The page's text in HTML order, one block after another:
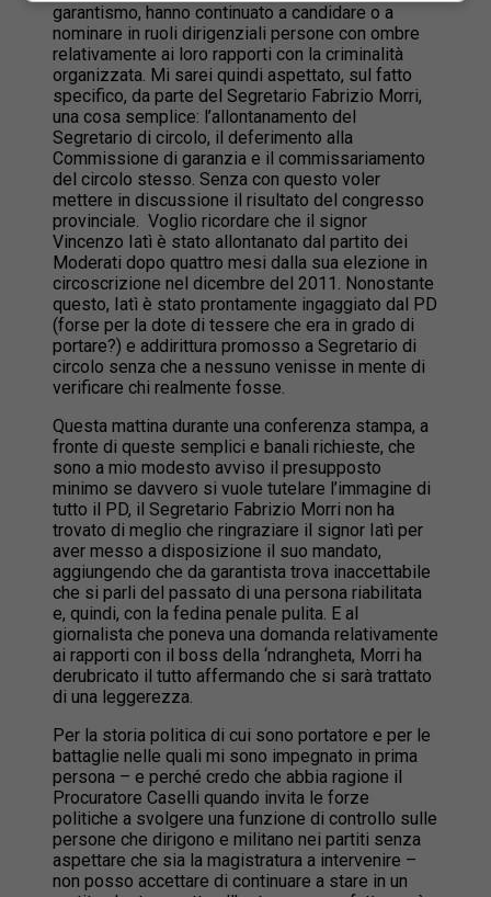
garantismo, hanno continuato a candidare o a
nominare in ruoli dirigenziali persone con ombre
relativamente ai loro rapporti con la criminalità
organizzata. Mi sarei quindi aspettato, sul fatto
specifico, da parte del Segretario Fabrizio Morri,
una cosa semplice: l’allontanamento del
Segretario di circolo, il deferimento alla
Commissione di garanzia e il commissariamento
del circolo stesso. Senza con questo voler
mettere in discussione il risultato del congresso
provinciale. Voglio ricordare che il signor
Vincenzo Iatì è stato allontanato dal partito dei
Moderati dopo quattro mesi dalla sua elezione in
circoscrizione nel dicembre del 2011. Nonostante
questo, Iatì è stato prontamente ingaggiato dal PD
(forse per la dote di tessere che era in grado di
portare?) e addirittura promosso a Segretario di
circolo senza che a nessuno venisse in mente di
verificare chi realmente fosse.
Questa mattina durante una conferenza stampa, a
fronte di queste semplici e banali richieste, che
sono a mio modesto avviso il presupposto
minimo se davvero si vuole tutelare l’immagine di
tutto il PD, il Segretario Fabrizio Morri non ha
trovato di meglio che ringraziare il signor Iatì per
aver messo a disposizione il suo mandato,
aggiungendo che da garantista trova inaccettabile
che si parli del passato di una persona riabilitata
e, quindi, con la fedina penale pulita. E al
giornalista che poneva una domanda relativamente
ai rapporti con il boss della ‘ndrangheta, Morri ha
derubricato il tutto affermando che si sarà trattato
di una leggerezza.
Per la storia politica di cui sono portatore e per le
battaglie nelle quali mi sono impegnato in prima
persona – e perché credo che abbia ragione il
Procuratore Caselli quando invita le forze
politiche a svolgere una funzione di controllo sulle
persone che dirigono e militano nei partiti senza
aspettare che sia la magistratura a intervenire –
non posso accettare di continuare a stare in un